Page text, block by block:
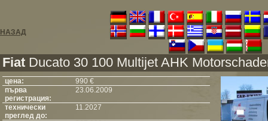
НАЗАД
Fiat Ducato 30 100 Multijet AHK
цена:
990 €
първа
регистрация:
23.06.2009
технически
преглед до:
11.2027